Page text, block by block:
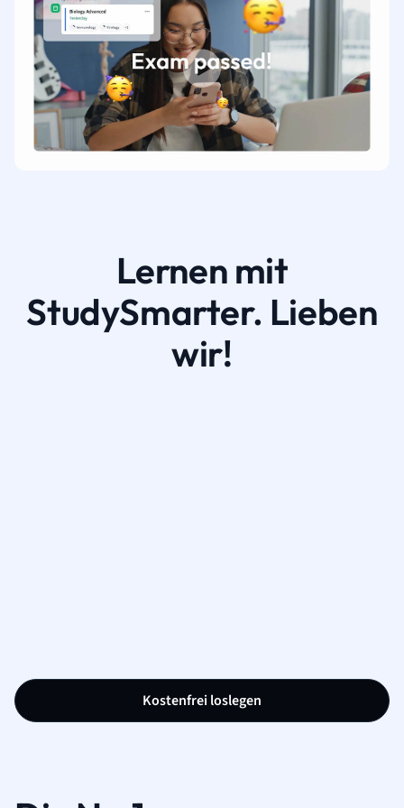
Lernen mit
StudySmarter. Lieben
wir!
Kostenfrei loslegen